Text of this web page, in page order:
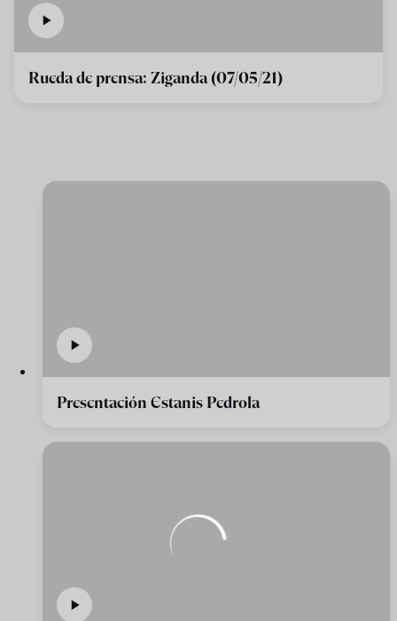
Rueda de prensa: Ziganda (07/05/21)
Presentación Estanis Pedrola